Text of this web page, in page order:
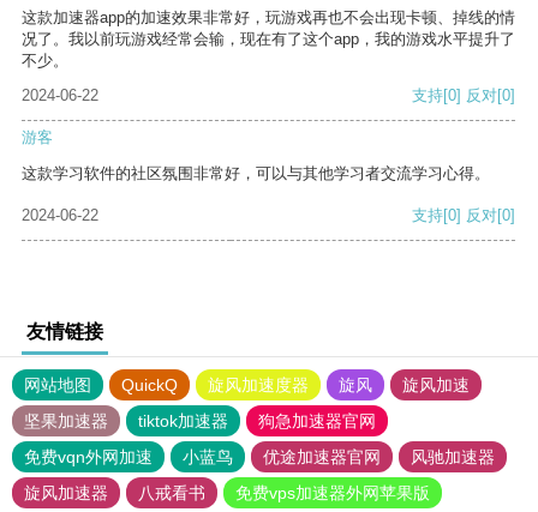
这款加速器app的加速效果非常好，玩游戏再也不会出现卡顿、掉线的情
况了。我以前玩游戏经常会输，现在有了这个app，我的游戏水平提升了
不少。
2024-06-22
支持[0] 反对[0]
游客
这款学习软件的社区氛围非常好，可以与其他学习者交流学习心得。
2024-06-22 支持[0] 反对[0]
友情链接
网站地图 QuickQ 旋风加速度器 旋风
旋风加速
坚果加速器
tiktok加速器
狗急加速器官网
免费vqn外网加速
小蓝鸟 优途加速器官网
风驰加速器
旋风加速器
八戒看书 免费vps加速器外网苹果版